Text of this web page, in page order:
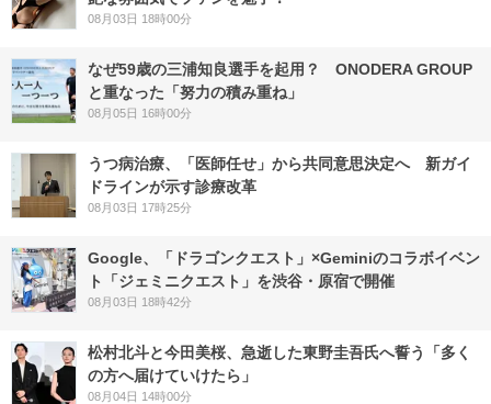
08月03日 18時00分
なぜ59歳の三浦知良選手を起用？ ONODERA GROUP
と重なった「努力の積み重ね」
08月05日 16時00分
うつ病治療、「医師任せ」から共同意思決定へ 新ガイ
ドラインが示す診療改革
08月03日 17時25分
Google、「ドラゴンクエスト」×Geminiのコラボイベン
ト「ジェミニクエスト」を渋谷・原宿で開催
08月03日 18時42分
松村北斗と今田美桜、急逝した東野圭吾氏へ誓う「多く
の方へ届けていけたら」
08月04日 14時00分